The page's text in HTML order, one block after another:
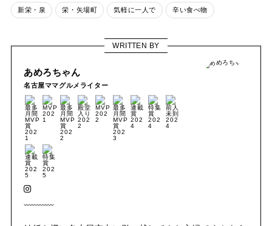
新栄・泉 栄・矢場町 気軽に一人で 辛い食べ物
WRITTEN BY
あめろちゃん
名古屋ママグルメライター